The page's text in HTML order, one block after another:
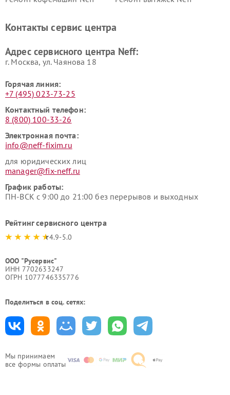
Мы принимаем
все формы оплаты
Контакты сервис центра
Адрес сервисного центра Neff:
г. Москва, ул. Чаянова 18
Горячая линия:
+7 (495) 023-73-25
Контактный телефон:
8 (800) 100-33-26
Электронная почта:
info@neff-fixim.ru
для юридических лиц
manager@fix-neff.ru
График работы:
ПН-ВСК с 9:00 до 21:00 без перерывов и выходных
Рейтинг сервисного центра
4.9-5.0
ООО "Русервис"
ИНН 7702633247
ОГРН 1077746335776
Поделиться в соц. сетях: